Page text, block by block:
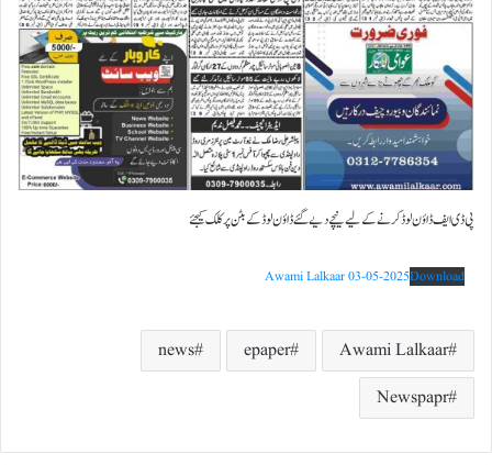
پی ڈی ایف ڈاؤن لوڈ کرنے کے لیے نیچے دیے گئے ڈاؤن لوڈ کے بٹن پر کلک کیجئے
Awami Lalkaar 03-05-2025Download
Awami Lalkaar
epaper
news
Newspapr